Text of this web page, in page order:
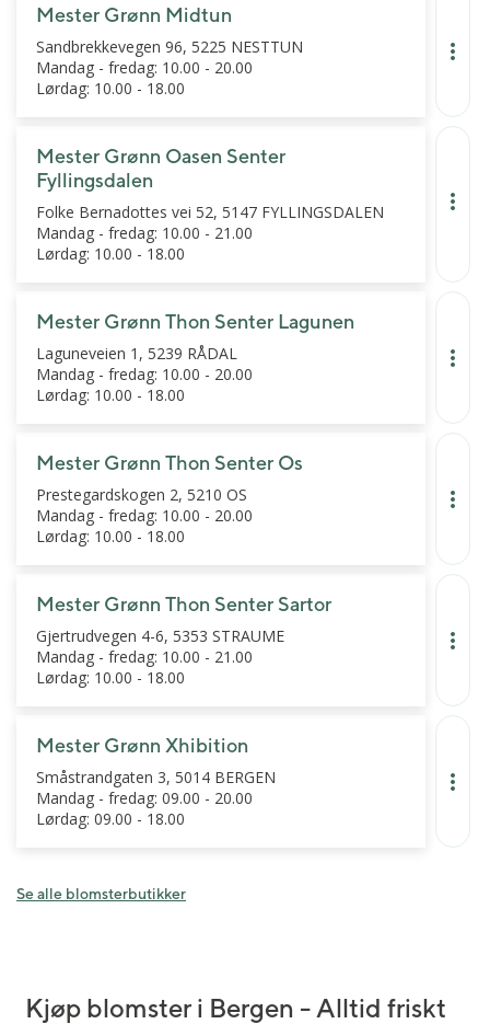
Mester Grønn Midtun
Sandbrekkevegen 96, 5225 NESTTUN
Mandag - fredag: 10.00 - 20.00
Lørdag: 10.00 - 18.00
Mester Grønn Oasen Senter
Fyllingsdalen
Folke Bernadottes vei 52, 5147 FYLLINGSDALEN
Mandag - fredag: 10.00 - 21.00
Lørdag: 10.00 - 18.00
Mester Grønn Thon Senter Lagunen
Laguneveien 1, 5239 RÅDAL
Mandag - fredag: 10.00 - 20.00
Lørdag: 10.00 - 18.00
Mester Grønn Thon Senter Os
Prestegardskogen 2, 5210 OS
Mandag - fredag: 10.00 - 20.00
Lørdag: 10.00 - 18.00
Mester Grønn Thon Senter Sartor
Gjertrudvegen 4-6, 5353 STRAUME
Mandag - fredag: 10.00 - 21.00
Lørdag: 10.00 - 18.00
Mester Grønn Xhibition
Småstrandgaten 3, 5014 BERGEN
Mandag - fredag: 09.00 - 20.00
Lørdag: 09.00 - 18.00
Se alle blomsterbutikker
Kjøp blomster i Bergen - Alltid friskt